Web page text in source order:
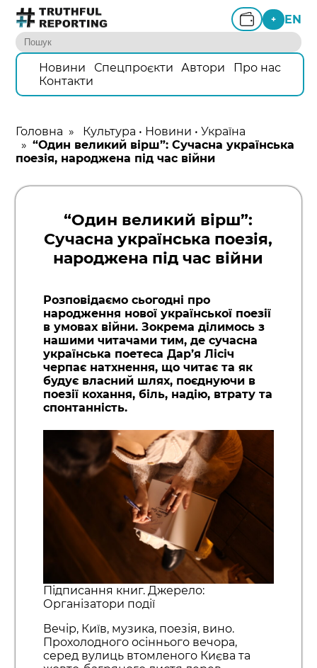
+ EN
Новини Спецпроєкти Автори
Про нас
Контакти
Головна » Культура • Новини •Україна
»“Один великий вірш”: Сучасна українська
поезія, народжена під час війни
“Один великий вірш”:
Сучасна українська поезія,
народжена під час війни
Розповідаємо сьогодні про
народження нової української поезії
в умовах війни. Зокрема ділимось з
нашими читачами тим, де сучасна
українська поетеса Дар’я Лісіч
черпає натхнення, що читає та як
будує власний шлях, поєднуючи в
поезії кохання, біль, надію, втрату та
спонтанність.
Підписання книг. Джерело:
Організатори події
Вечір, Київ, музика, поезія, вино.
Прохолодного осіннього вечора,
серед вулиць втомленого Києва та